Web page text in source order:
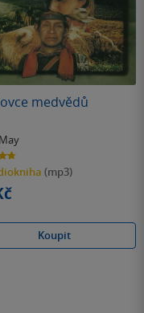
medvědů
(mp3)
Koupit